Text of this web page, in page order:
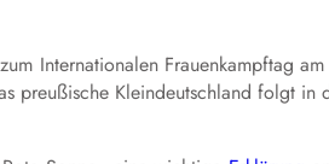
InternationalenFrauenkampftag
preußische Kleindeutschland folgt in